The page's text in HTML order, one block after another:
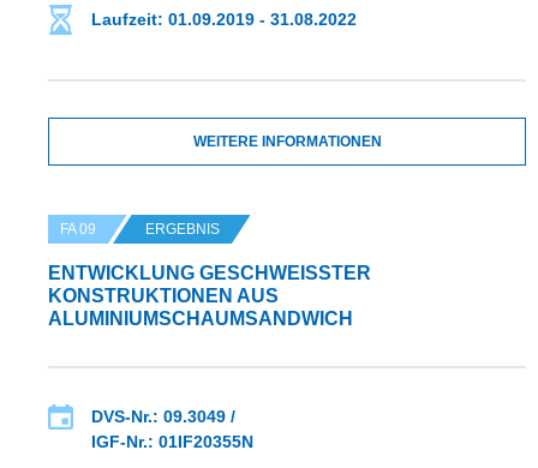
Laufzeit: 01.09.2019 - 31.08.2022
WEITERE INFORMATIONEN
FA 09 ERGEBNIS
ENTWICKLUNG GESCHWEISSTER K
ONSTRUKTIONEN AUS A
LUMINIUMSCHAUMSANDWICH
DVS-Nr.: 09.3049 /
IGF-Nr.: 01IF20355N